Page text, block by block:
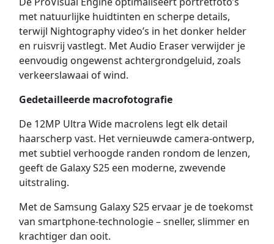
met natuurlijke huidtinten en scherpe details,
terwijl Nightography video’s in het donker helder
en ruisvrij vastlegt. Met Audio Eraser verwijder je
eenvoudig ongewenst achtergrondgeluid, zoals
verkeerslawaai of wind.
Gedetailleerde macrofotografie
De 12MP Ultra Wide macrolens legt elk detail
haarscherp vast. Het vernieuwde camera-ontwerp,
met subtiel verhoogde randen rondom de lenzen,
geeft de Galaxy S25 een moderne, zwevende
uitstraling.
Met de Samsung Galaxy S25 ervaar je de toekomst
van smartphone-technologie – sneller, slimmer en
krachtiger dan ooit.